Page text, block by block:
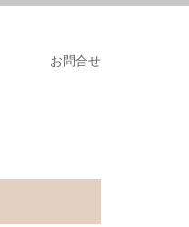
お問合せ